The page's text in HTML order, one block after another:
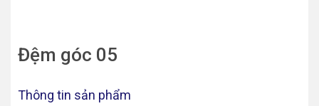
Đệm góc 05
Thông tin sản phẩm